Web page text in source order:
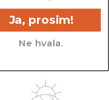
Ja, prosim!
Ne hvala.